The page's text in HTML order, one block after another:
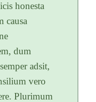
honesta
causa
dum
adsit,
vero
Plurimum